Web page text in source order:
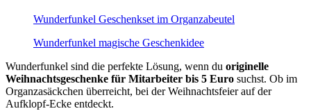
Wunderfunkel Geschenkset im Organzabeutel
Wunderfunkel magische Geschenkidee
Wunderfunkel sind die perfekte Lösung, wenn du originelle
Weihnachtsgeschenke für Mitarbeiter bis 5 Euro suchst. Ob im
Organzasäckchen überreicht, bei der Weihnachtsfeier auf der
Aufklopf-Ecke entdeckt.